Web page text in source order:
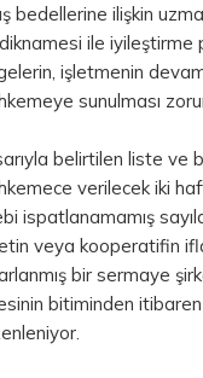
bedellerine ilişkin
ile iyileştirme
işletmenin
sunulması
belirtilen liste ve
verilecek iki
ispatlanamamış
veya kooperatifin
bir sermaye
bitiminden